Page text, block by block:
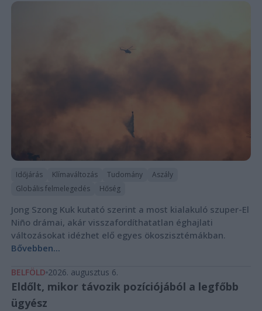
Időjárás Klímaváltozás Tudomány
Aszály
Globális felmelegedés
Hőség
Jong Szong Kuk kutató szerint a most kialakuló szuper-El
Niño drámai, akár visszafordíthatatlan éghajlati
változásokat idézhet elő egyes ökoszisztémákban.
Bővebben...
BELFÖLD 2026. augusztus 6.
Eldőlt, mikor távozik pozíciójából a legfőbb
ügyész